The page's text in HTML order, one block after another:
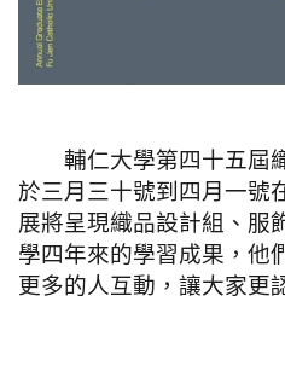
輔仁大學第四十五屆
於三月三十號到四月一號
展將呈現織品設計組、服
學四年來的學習成果，他
更多的人互動，讓大家更